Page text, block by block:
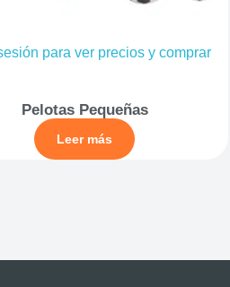
para ver precios y comprar
Pelotas Pequeñas
Leer más